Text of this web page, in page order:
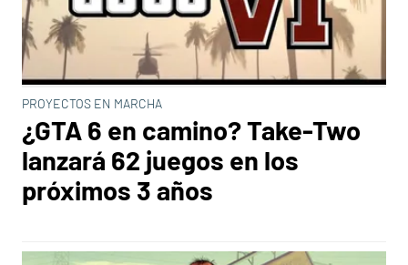
PROYECTOS EN MARCHA
¿GTA 6 en camino? Take-Two
lanzará 62 juegos en los
próximos 3 años